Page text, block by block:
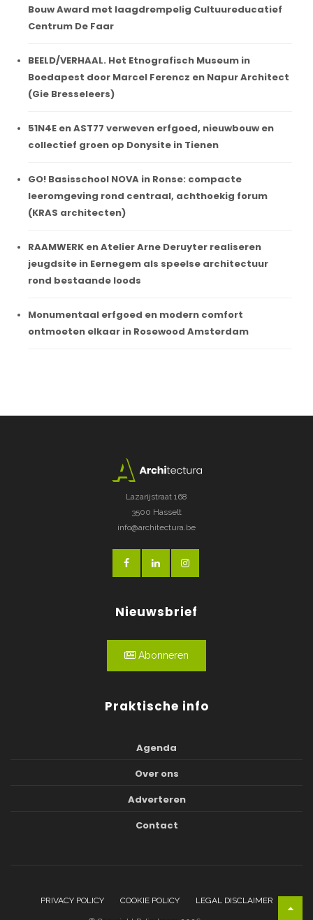
Bouw Award met laagdrempelig Cultuureducatief
Centrum De Faar
BEELD/VERHAAL. Het Etnografisch Museum in
Boedapest door Marcel Ferencz en Napur Architect
(Gie Bresseleers)
51N4E en AST77 verweven erfgoed, nieuwbouw en
collectief groen op Donysite in Tienen
GO! Basisschool NOVA in Ronse: compacte
leeromgeving rond centraal, achthoekig forum
(KRAS architecten)
RAAMWERK en Atelier Arne Deruyter realiseren
jeugdsite in Eernegem als speelse architectuur
rond bestaande loods
Monumentaal erfgoed en modern comfort
ontmoeten elkaar in Rosewood Amsterdam
Lazarijstraat 168
3500 Hasselt
info@architectura.be
Nieuwsbrief
Abonneren
Praktische info
Agenda
Over ons
Adverteren
Contact
PRIVACY POLICY COOKIE POLICY LEGAL DISCLAIMER